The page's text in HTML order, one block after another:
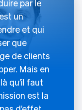
par le
un
et qui
que
de clients
Mais en
qu’il faut
est la